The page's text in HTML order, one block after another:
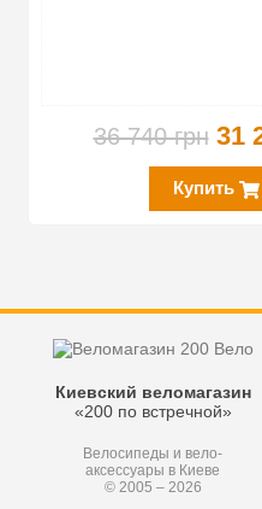
36 740 грн 31
Купить
Киевский веломагазин
«200 по встречной»
Велосипеды и вело-
аксессуары в Киеве
© 2005 – 2026